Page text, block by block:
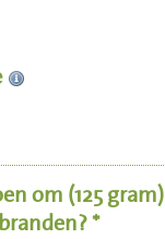
om (125 gram)
*